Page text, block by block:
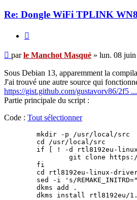
Re: Dongle WiFi TPLINK
Message
parle Manchot Masqué » lun. 08
Sous Debian 13, apparemment la
J'ai trouvé une autre source qui
https://gist.github.com/gustavorv86/2f5
Partie principale du script :
Code : Tout sélectionner
dkms install rtl8192eu/